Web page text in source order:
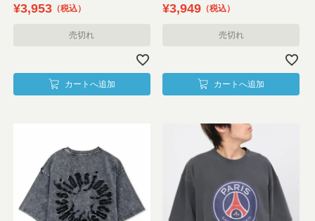
¥3,953 税込
売切れ
カートへ追加
¥3,949 税込
売切れ
カートへ追加